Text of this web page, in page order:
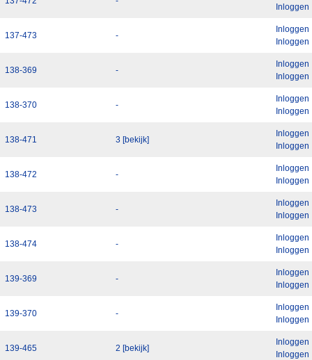
Inloggen
137-473 -
Inloggen
Inloggen
138-369 -
Inloggen
Inloggen
138-370 -
Inloggen
Inloggen
138-471 3 [bekijk]
Inloggen
Inloggen
138-472 -
Inloggen
Inloggen
138-473 -
Inloggen
Inloggen
138-474 -
Inloggen
Inloggen
139-369 -
Inloggen
Inloggen
139-370 -
Inloggen
Inloggen
139-465 2 [bekijk]
Inloggen
Inloggen